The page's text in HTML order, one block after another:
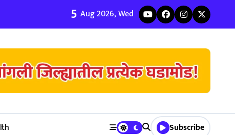
जुळवणी करण्याचे ५ मुख्य फायदे | Bhagyodaya Matrimony
5 Aug 2026, Wed
Subscribe